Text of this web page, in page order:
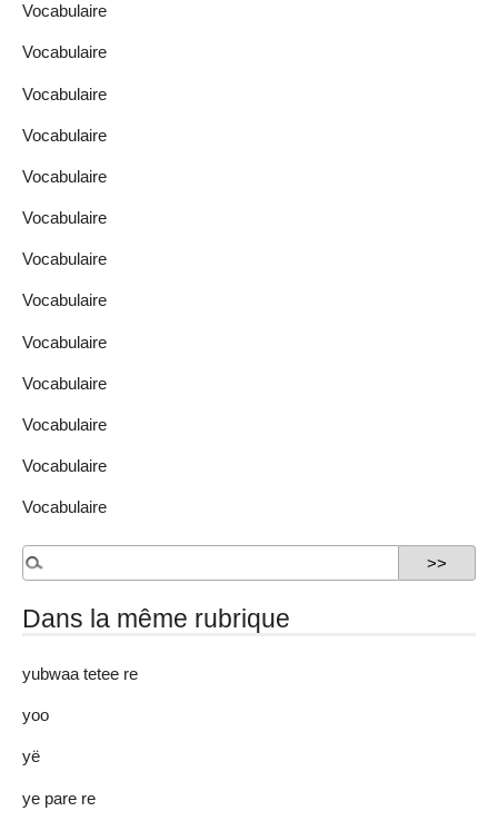
Vocabulaire
Vocabulaire
Vocabulaire
Vocabulaire
Vocabulaire
Vocabulaire
Vocabulaire
Vocabulaire
Vocabulaire
Vocabulaire
Vocabulaire
Vocabulaire
Vocabulaire
Dans la même rubrique
yubwaa tetee re
yoo
yë
ye pare re